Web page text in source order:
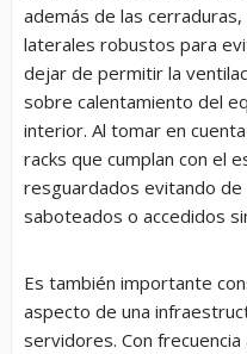
además de las
laterales robustos para
dejar de permitir la
sobre calentamiento del
interior. Al tomar en
racks que cumplan con el
resguardados evitando
saboteados o accedidos
Es también importante
aspecto de una
servidores. Con